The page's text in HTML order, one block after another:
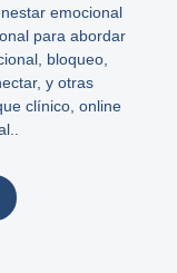
emocional
para abordar
bloqueo,
y otras
clínico, online